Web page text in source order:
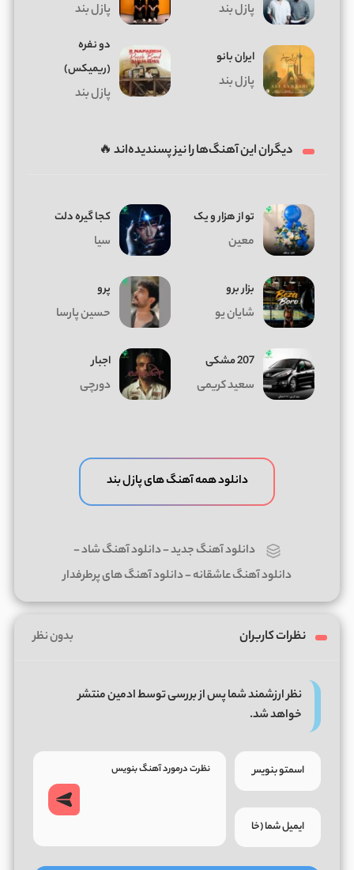
پازل بند پازل بند
ایران بانو
پازل بند
دو نفره
(ریمیکس)
پازل بند
دیگران این آهنگ‌ها را نیز پسندیده‌اند 🔥
تو از هزار و یک
معین
کجا گیره دلت
سیا
بزار برو
شایان یو
پرو
حسین پارسا
207 مشکی
سعید کریمی
اجبار
دورچی
دانلود همه آهنگ های پازل بند
دانلود آهنگ جدید-دانلود آهنگ شاد-
دانلود آهنگ عاشقانه-دانلود آهنگ های پرطرفدار
نظرات کاربران بدون نظر
نظر ارزشمند شما پس از بررسی توسط ادمین منتشر
خواهد شد.